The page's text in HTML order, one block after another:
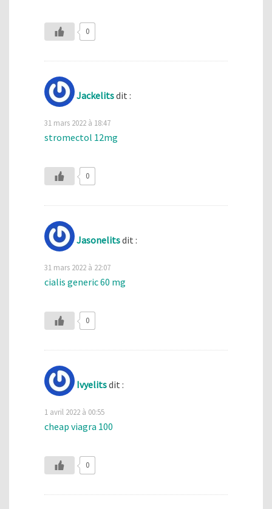
0
Jackelitsdit :
31 mars 2022 à 18:47
stromectol 12mg
0
Jasonelitsdit :
31 mars 2022 à 22:07
cialis generic 60 mg
0
Ivyelitsdit :
1 avril 2022 à 00:55
cheap viagra 100
0